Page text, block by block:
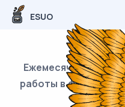
ESUO
Ежемесячные
работы в формате
2025-